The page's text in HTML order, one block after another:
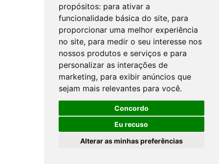
propósitos: para ativar a
funcionalidade básica do site, para
proporcionar uma melhor experiência
no site, para medir o seu interesse nos
nossos produtos e serviços e para
personalizar as interações de
marketing, para exibir anúncios que
sejam mais relevantes para você.
Concordo
Eu recuso
Alterar as minhas preferências